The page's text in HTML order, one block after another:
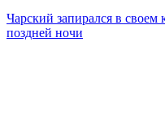
Чарский запирался в своем
поздней ночи